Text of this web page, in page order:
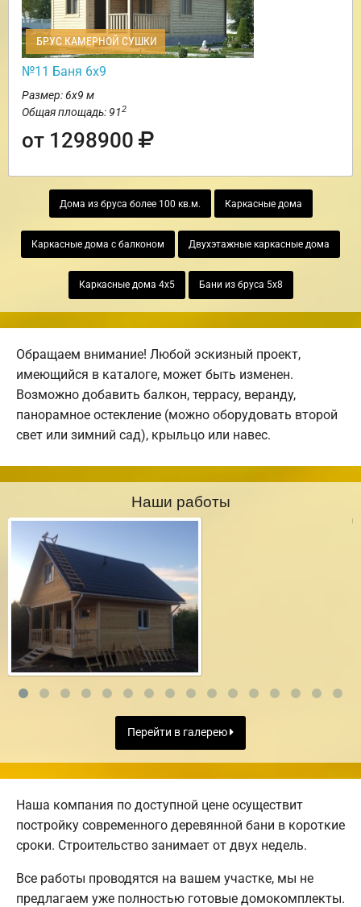
БРУС КАМЕРНОЙ СУШКИ
№11 Баня 6х9
Размер: 6х9 м
Общая площадь: 912
от 1298900
Дома из бруса более 100 кв.м. Каркасные дома
Каркасные дома с балконом Двухэтажные каркасные дома
Каркасные дома 4х5 Бани из бруса 5х8
Обращаем внимание! Любой эскизный проект,
имеющийся в каталоге, может быть изменен.
Возможно добавить балкон, террасу, веранду,
панорамное остекление (можно оборудовать второй
свет или зимний сад), крыльцо или навес.
Наши работы
Перейти в галерею
Наша компания по доступной цене осуществит
постройку современного деревянной бани в короткие
сроки. Строительство занимает от двух недель.
Все работы проводятся на вашем участке, мы не
предлагаем уже полностью готовые домокомплекты.